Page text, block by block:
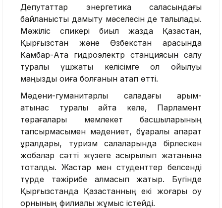
Депутаттар энергетика саласындағы
байланысты дамыту мәселесін де талқылады.
Мәжіліс спикері биыл жазда Қазақстан,
Қырғызстан және Өзбекстан арасында
Камбар-Ата гидроэлектр станциясын салу
туралы үшжақты келісімге қол қойылуы
маңызды оқиға болғанын атап өтті.
Мәдени-гуманитарлық саладағы қарым-
қатынас туралы айта келе, Парламент
төрағалары мемлекет басшыларының
тапсырмасымен мәдениет, бұқаралық ақпарат
құралдары, туризм салаларында бірлескен
жобалар сәтті жүзеге асырылып жатқанына
тоқталды. Жастар мен студенттер белсенді
түрде тәжірибе алмасып жатыр. Бүгінде
Қырғызстанда Қазақстанның екі жоғары оқу
орнының филиалы жұмыс істейді.